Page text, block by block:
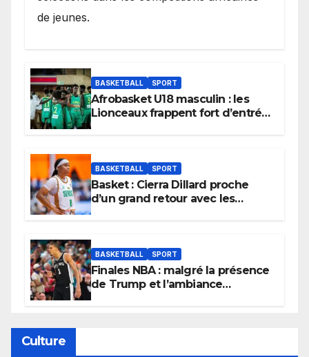
de jeunes.
BASKETBALL SPORT
Afrobasket U18 masculin : les
Lionceaux frappent fort d’entrée
BASKETBALL SPORT
Basket : Cierra Dillard proche
d’un grand retour avec les
BASKETBALL SPORT
Finales NBA : malgré la présence
de Trump et l’ambiance
Culture